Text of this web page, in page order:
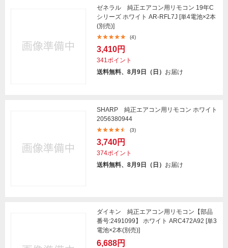
ゼネラル 純正エアコン用リモコン 19年C
シリーズ ホワイト AR-RFL7J [単4電池×2本
(別売)]
(4)
3,410円
341ポイント
送料無料、8月9日（日） お届け
SHARP 純正エアコン用リモコン ホワイト
2056380944
(3)
3,740円
374ポイント
送料無料、8月9日（日） お届け
ダイキン 純正エアコン用リモコン【部品
番号:2491099】 ホワイト ARC472A92 [単3
電池×2本(別売)]
6,688円